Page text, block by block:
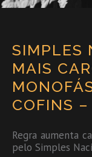
SIMPLES
MAIS
COFINS
Regra aumenta
pelo Simples